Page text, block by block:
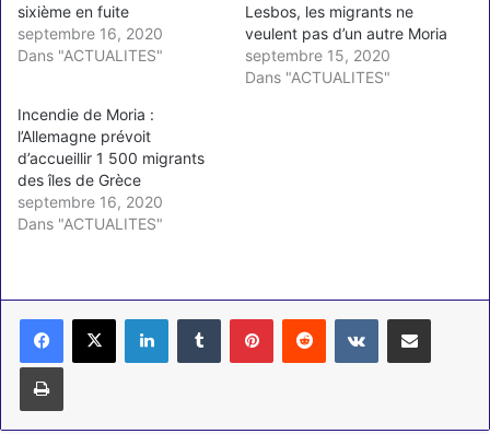
sixième en fuite
septembre 16, 2020
Dans "ACTUALITES"
Lesbos, les migrants ne
veulent pas d’un autre Moria
septembre 15, 2020
Dans "ACTUALITES"
Incendie de Moria :
l’Allemagne prévoit
d’accueillir 1 500 migrants
des îles de Grèce
septembre 16, 2020
Dans "ACTUALITES"
LinkedinTumblr PinterestReddit VKontaktePartager par email
Imprimer